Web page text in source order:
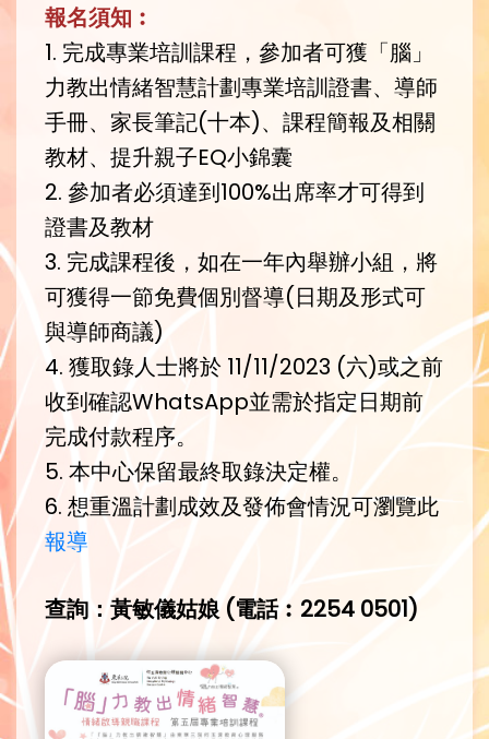
報名須知︰
1. 完成專業培訓課程，參加者可獲「腦」
力教出情緒智慧計劃專業培訓證書、導師
手冊、家長筆記(十本)、課程簡報及相關
教材、提升親子EQ小錦囊
2. 參加者必須達到100%出席率才可得到
證書及教材
3. 完成課程後，如在一年內舉辦小組，將
可獲得一節免費個別督導(日期及形式可
與導師商議)
4. 獲取錄人士將於 11/11/2023 (六)或之前
收到確認WhatsApp並需於指定日期前
完成付款程序。
5. 本中心保留最終取錄決定權。
6. 想重溫計劃成效及發佈會情況可瀏覽此
報導
查詢：黃敏儀姑娘 (電話︰2254 0501)